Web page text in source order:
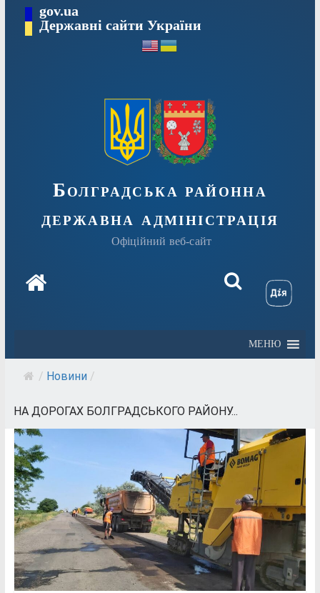
Перейтиgov.ua
Державні сайти України
Болградська районна
державна адміністрація
Офіційний веб-сайт
МЕНЮ
/ Новини /
НА ДОРОГАХ БОЛГРАДСЬКОГО РАЙОНУ...